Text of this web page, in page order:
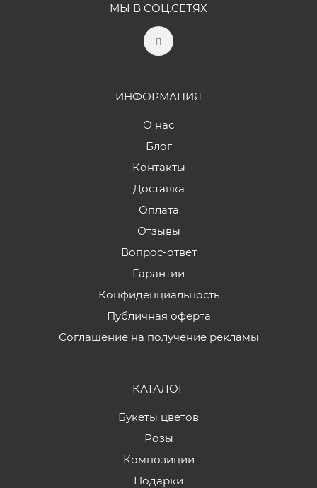
МЫ В СОЦ.СЕТЯХ
ИНФОРМАЦИЯ
О нас
Блог
Контакты
Доставка
Оплата
Отзывы
Вопрос-ответ
Гарантии
Конфиденциальность
Публичная оферта
Соглашение на получение рекламы
КАТАЛОГ
Букеты цветов
Розы
Композиции
Подарки